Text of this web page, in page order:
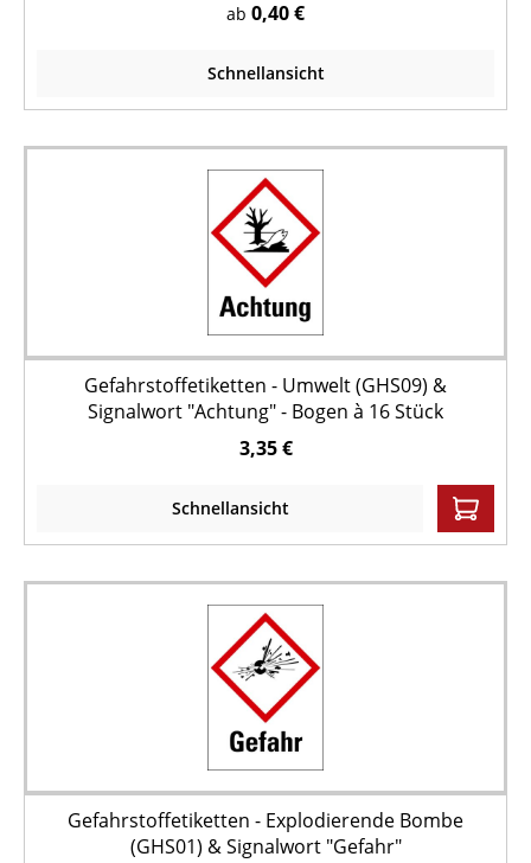
ab 0,40 €
Schnellansicht
Gefahrstoffetiketten - Umwelt (GHS09) &
Signalwort "Achtung" - Bogen à 16 Stück
3,35 €
Schnellansicht
Gefahrstoffetiketten - Explodierende Bombe
(GHS01) & Signalwort "Gefahr"